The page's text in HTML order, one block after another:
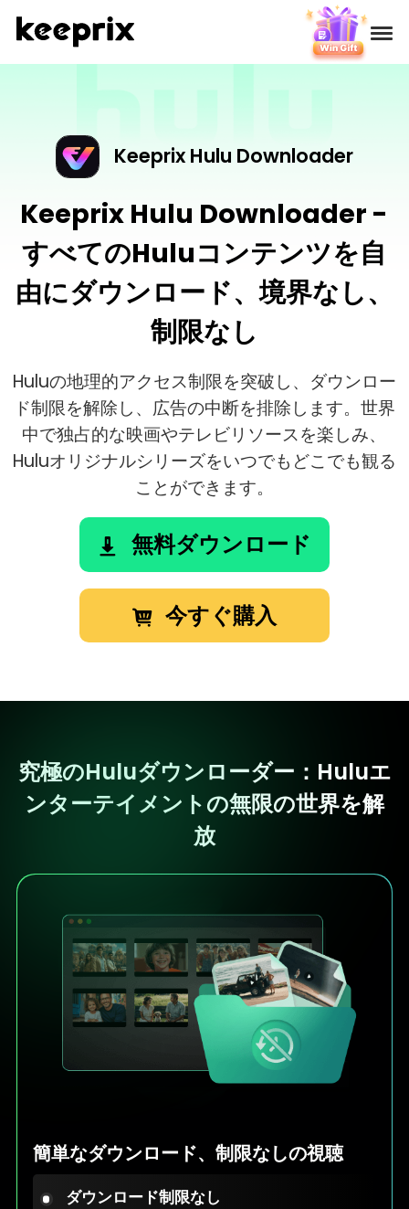
レビュー
サポート
使い方
言語選択
Keeprix Hulu Downloader
Keeprix Hulu Downloader -
すべてのHuluコンテンツを自
由にダウンロード、境界なし、
制限なし
Huluの地理的アクセス制限を突破し、ダウンロー
ド制限を解除し、広告の中断を排除します。世界
中で独占的な映画やテレビリソースを楽しみ、
Huluオリジナルシリーズをいつでもどこでも観る
ことができます。
無料ダウンロード
今すぐ購入
究極のHuluダウンローダー：Huluエ
ンターテイメントの無限の世界を解
放
簡単なダウンロード、制限なしの視聴
ダウンロード制限なし